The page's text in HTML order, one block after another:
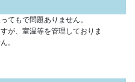
てもで問題ありません。
が、室温等を管理しておりま
。